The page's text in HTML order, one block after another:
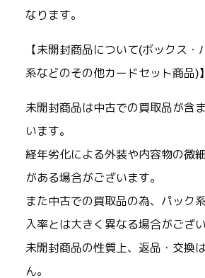
なります。
【未開封商品について(ボックス・
系などのその他カードセット商品)】
未開封商品は中古での買取品が含
います。
経年劣化による外装や内容物の微
がある場合がございます。
また中古での買取品の為、パック
入率とは大きく異なる場合がござい
未開封商品の性質上、返品・交換
ん。